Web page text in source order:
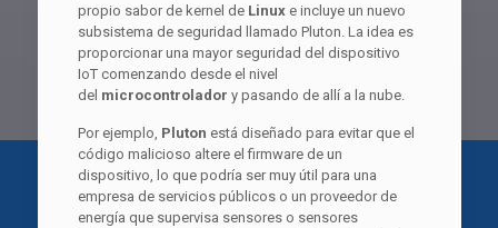
propio sabor de kernel de Linuxe incluye un nuevo
subsistema de seguridad llamado Pluton. La idea es
proporcionar una mayor seguridad del dispositivo
IoT comenzando desde el nivel
del microcontrolador y pasando de allí a la nube.
Por ejemplo, Pluton está diseñado para evitar que el
código malicioso altere el firmware de un
dispositivo, lo que podría ser muy útil para una
empresa de servicios públicos o un proveedor de
energía que supervisa sensores o sensores